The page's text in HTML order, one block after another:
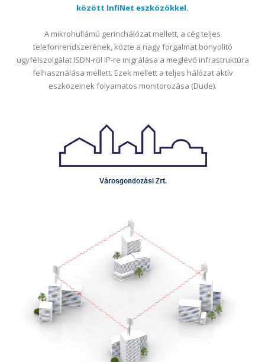
között InfiNet eszközökkel.
A mikrohullámú gerinchálózat mellett, a cég teljes
telefonrendszerének, közte a nagy forgalmat bonyolító
ügyfélszolgálat ISDN-ről IP-re migrálása a meglévő infrastruktúra
felhasználása mellett. Ezek mellett a teljes hálózat aktív
eszközeinek folyamatos monitorozása (Dude).